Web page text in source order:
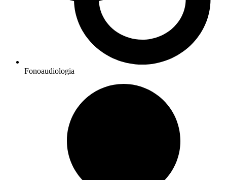
Fonoaudiologia